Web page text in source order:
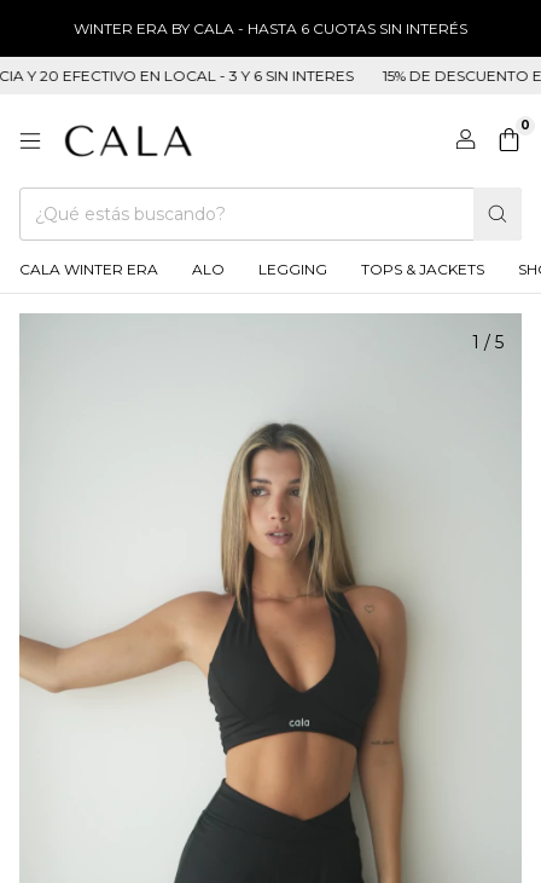
WINTER ERA BY CALA - HASTA 6 CUOTAS SIN INTERÉS
20 EFECTIVO EN LOCAL - 3 Y 6 SIN INTERES 15% DE DESCUENTO
0
CALA WINTER ERA ALO LEGGING TOPS & JACKETS
1 / 5